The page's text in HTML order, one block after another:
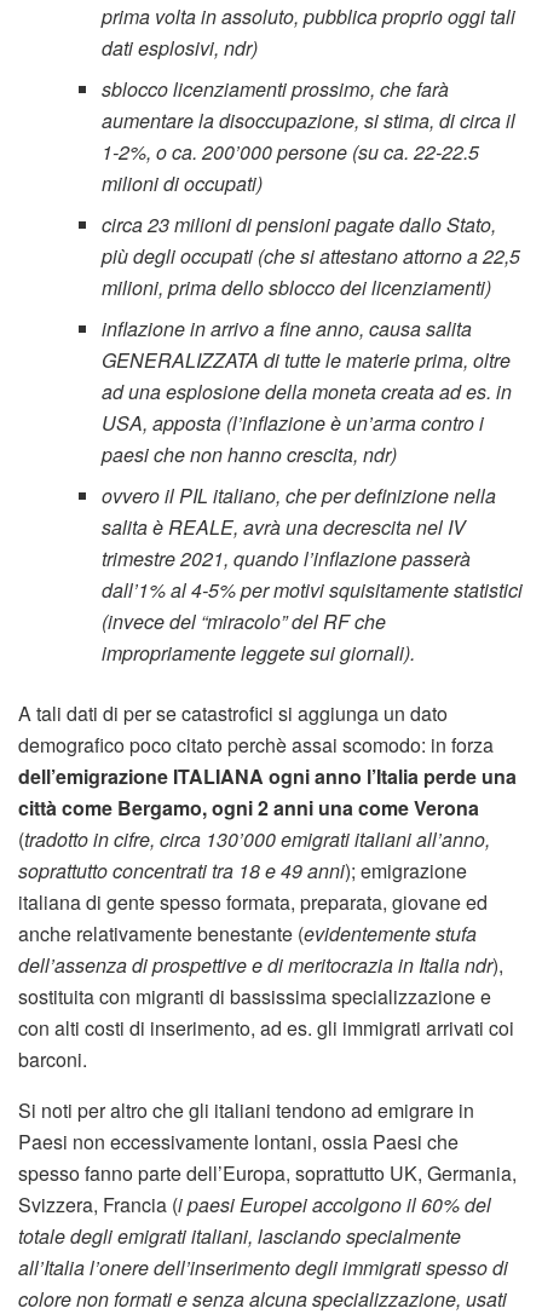
prima volta in assoluto, pubblica proprio oggi tali
dati esplosivi, ndr)
sblocco licenziamenti prossimo, che farà
aumentare la disoccupazione, si stima, di circa il
1-2%, o ca. 200’000 persone (su ca. 22-22.5
milioni di occupati)
circa 23 milioni di pensioni pagate dallo Stato,
più degli occupati (che si attestano attorno a 22,5
milioni, prima dello sblocco dei licenziamenti)
inflazione in arrivo a fine anno, causa salita
GENERALIZZATA di tutte le materie prima, oltre
ad una esplosione della moneta creata ad es. in
USA, apposta (l’inflazione è un’arma contro i
paesi che non hanno crescita, ndr)
ovvero il PIL italiano, che per definizione nella
salita è REALE, avrà una decrescita nel IV
trimestre 2021, quando l’inflazione passerà
dall’1% al 4-5% per motivi squisitamente statistici
(invece del “miracolo” del RF che
impropriamente leggete sui giornali).
A tali dati di per se catastrofici si aggiunga un dato
demografico poco citato perchè assai scomodo: in forza
dell’emigrazione ITALIANA ogni anno l’Italia perde una
città come Bergamo, ogni 2 anni una come Verona
(tradotto in cifre, circa 130’000 emigrati italiani all’anno,
soprattutto concentrati tra 18 e 49 anni); emigrazione
italiana di gente spesso formata, preparata, giovane ed
anche relativamente benestante (evidentemente stufa
dell’assenza di prospettive e di meritocrazia in Italia ndr),
sostituita con migranti di bassissima specializzazione e
con alti costi di inserimento, ad es. gli immigrati arrivati coi
barconi.
Si noti per altro che gli italiani tendono ad emigrare in
Paesi non eccessivamente lontani, ossia Paesi che
spesso fanno parte dell’Europa, soprattutto UK, Germania,
Svizzera, Francia (i paesi Europei accolgono il 60% del
totale degli emigrati italiani, lasciando specialmente
all’Italia l’onere dell’inserimento degli immigrati spesso di
colore non formati e senza alcuna specializzazione, usati